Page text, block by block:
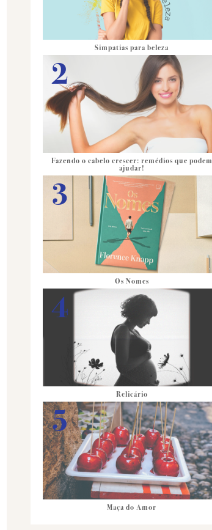
Simpatias para beleza
Fazendo o cabelo crescer: remédios que podem
ajudar!
Os Nomes
Relicário
Maça do Amor